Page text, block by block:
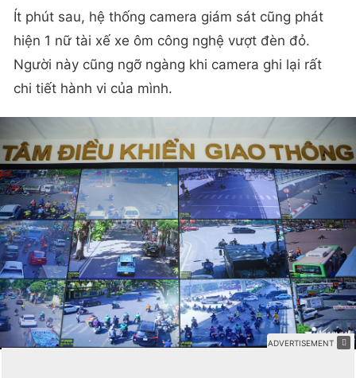
Ít phút sau, hệ thống camera giám sát cũng phát
hiện 1 nữ tài xế xe ôm công nghệ vượt đèn đỏ.
Người này cũng ngỡ ngàng khi camera ghi lại rất
chi tiết hành vi của mình.